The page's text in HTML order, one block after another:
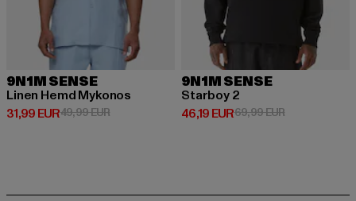
9N1M SENSE
Linen Hemd Mykonos
31,99 EUR
Derzeitiger Preis: 31,99 EUR
49,99 EURAktionspreis: 49,99 EUR
9N1M SENSE
Starboy 2
46,19 EUR
Derzeitiger Preis: 46,19 EUR
69,99 EURAktionspreis: